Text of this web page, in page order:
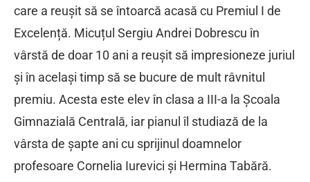
care a reușit să se întoarcă acasă cu Premiul I de
Excelență. Micuțul Sergiu Andrei Dobrescu în
vârstă de doar 10 ani a reușit să impresioneze juriul
și în același timp să se bucure de mult râvnitul
premiu. Acesta este elev în clasa a III-a la Școala
Gimnazială Centrală, iar pianul îl studiază de la
vârsta de șapte ani cu sprijinul doamnelor
profesoare Cornelia Iurevici și Hermina Tabără.